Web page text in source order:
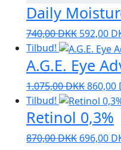
Daily
740,00DKK Den
pris
var:
740,00
592,00
Tilbud!
A.G.E. Eye
1.075,00DKKDen
pris
var:
860,00
Tilbud!
Retinol 0,3%
870,00DKK Den
696,00